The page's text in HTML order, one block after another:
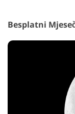
Besplatni